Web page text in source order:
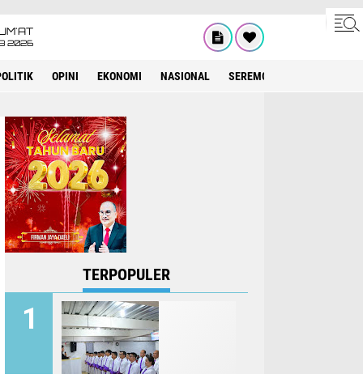
2026
OPINI EKONOMI NASIONAL SEREMONIAL
TERPOPULER